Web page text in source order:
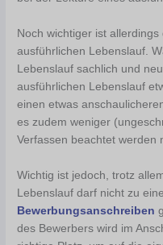
Noch wichtiger ist
ausführlichen Lebenslauf.
Lebenslauf sachlich und
ausführlichen Lebenslauf
einen etwas
es zudem weniger
Verfassen beachtet werden
Wichtig ist jedoch, trotz
Lebenslauf darf nicht zu
Bewerbungsanschreiben
des Bewerbers wird im